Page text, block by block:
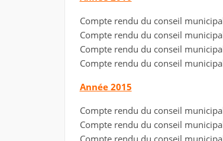
Compte rendu du conseil
Compte rendu du conseil
Compte rendu du conseil
Compte rendu du conseil
Année 2015
Compte rendu du conseil
Compte rendu du conseil